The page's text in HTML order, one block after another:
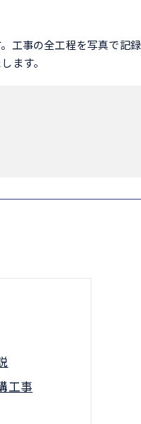
工事の全工程を写真で記
ます。
工事